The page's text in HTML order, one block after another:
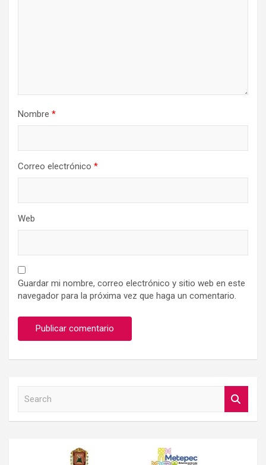
Nombre *
Correo electrónico *
Web
Guardar mi nombre, correo electrónico y sitio web en este
navegador para la próxima vez que haga un comentario.